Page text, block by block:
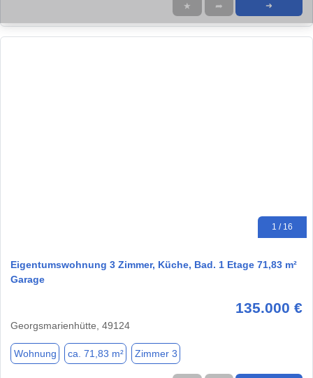
★ ➦ ➜
1 / 16
Eigentumswohnung 3 Zimmer, Küche, Bad. 1 Etage 71,83 m²
Garage
135.000 €
Georgsmarienhütte, 49124
Wohnung ca. 71,83 m² Zimmer 3